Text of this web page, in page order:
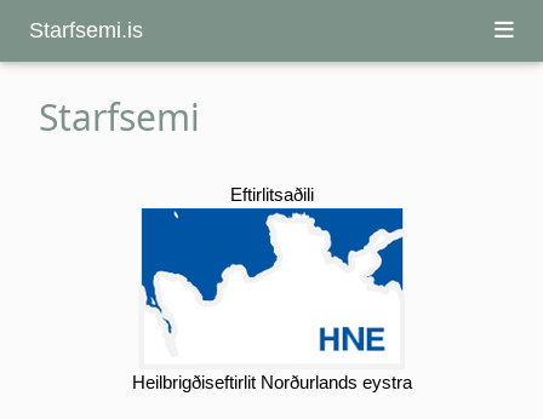
Starfsemi.is
Starfsemi
Eftirlitsaðili
Heilbrigðiseftirlit Norðurlands eystra